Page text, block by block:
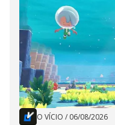
O VÍCIO / 06/08/2026